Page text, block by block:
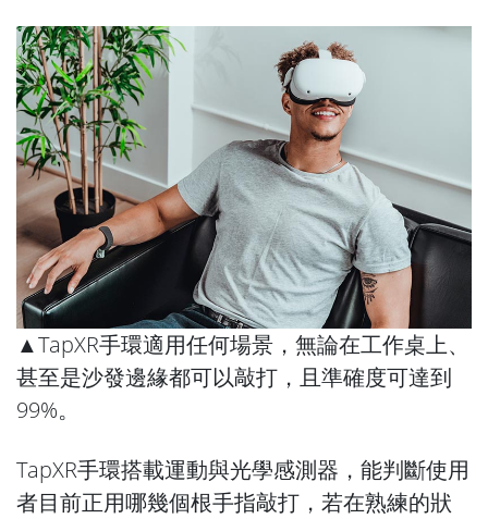
▲TapXR手環適用任何場景，無論在工作桌上、
甚至是沙發邊緣都可以敲打，且準確度可達到
99%。
TapXR手環搭載運動與光學感測器，能判斷使用
者目前正用哪幾個根手指敲打，若在熟練的狀